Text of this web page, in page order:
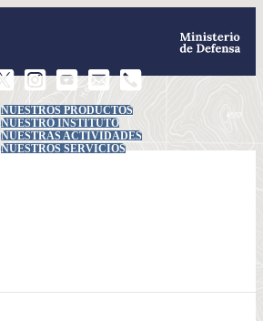
NUESTROS PRODUCTOS
NUESTRO INSTITUTO
NUESTRAS ACTIVIDADES
NUESTROS SERVICIOS